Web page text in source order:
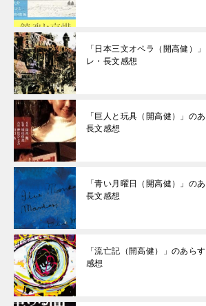
「日本三文オペラ（開高健）
レ・長文感想
「巨人と玩具（開高健）」の
長文感想
「青い月曜日（開高健）」の
長文感想
「流亡記（開高健）」のあら
感想